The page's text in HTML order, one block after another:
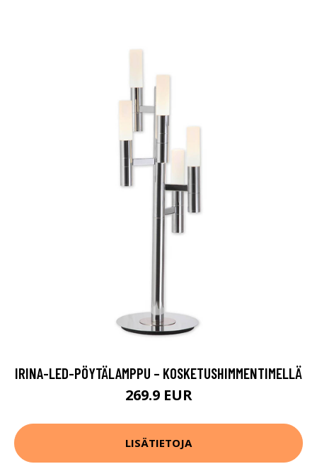
IRINA-LED-PÖYTÄLAMPPU – KOSKETUSHIMMENTIMELLÄ
269.9 EUR
LISÄTIETOJA